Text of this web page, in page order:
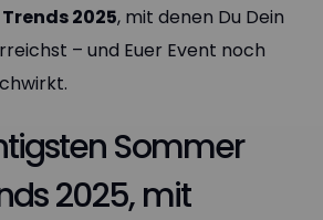
2025, mit denen Du Dein
– und Euer Event noch
Sommer
2025, mit